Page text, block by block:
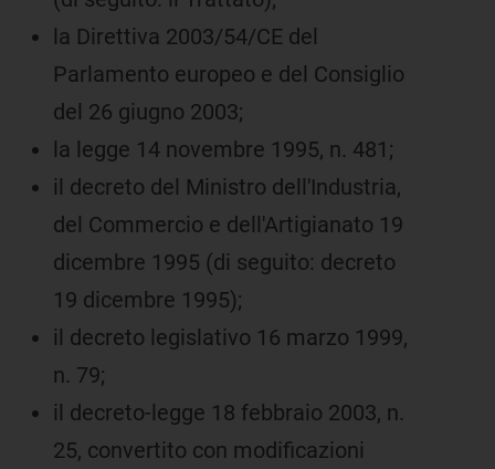
la Direttiva 2003/54/CE del
Parlamento europeo e del Consiglio
del 26 giugno 2003;
la legge 14 novembre 1995, n. 481;
il decreto del Ministro dell'Industria,
del Commercio e dell'Artigianato 19
dicembre 1995 (di seguito: decreto
19 dicembre 1995);
il decreto legislativo 16 marzo 1999,
n. 79;
il decreto-legge 18 febbraio 2003, n.
25, convertito con modificazioni